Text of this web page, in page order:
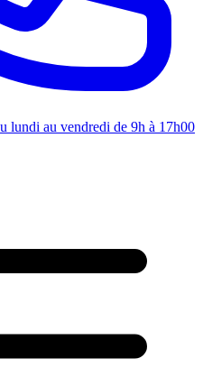
lundi au vendredi de 9h à 17h00